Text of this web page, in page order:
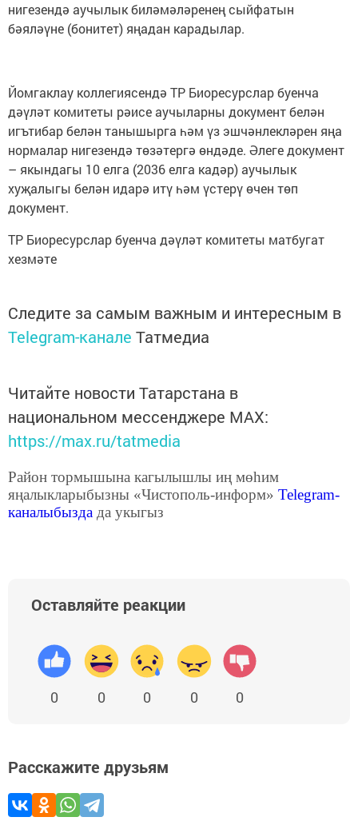
нигезендә аучылык биләмәләренең сыйфатын
бәяләүне (бонитет) яңадан карадылар.
Йомгаклау коллегиясендә ТР Биоресурслар буенча
дәүләт комитеты рәисе аучыларны документ белән
игътибар белән танышырга һәм үз эшчәнлекләрен яңа
нормалар нигезендә төзәтергә өндәде. Әлеге документ
– якындагы 10 елга (2036 елга кадәр) аучылык
хуҗалыгы белән идарә итү һәм үстерү өчен төп
документ.
ТР Биоресурслар буенча дәүләт комитеты матбугат
хезмәте
Следите за самым важным и интересным в
Telegram-канале Татмедиа
Читайте новости Татарстана в
национальном мессенджере MАХ:
https://max.ru/tatmedia
Район тормышына кагылышлы иң мөһим
яңалыкларыбызны «Чистополь-информ» Telegram-
каналыбызда да укыгыз
Оставляйте реакции
0 0 0 0 0
Расскажите друзьям